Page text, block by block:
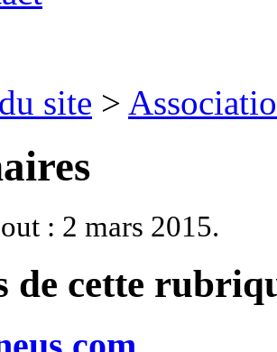
site >
: 2 mars 2015.
de cette